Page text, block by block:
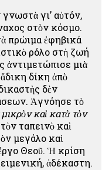
γι’ αὐτόν,
στὸν κόσμο.
πρώιμα ἐφηβικά
ρόλο στὴ ζωή
ἀντιμετώπισε μιὰ
δίκη ἀπὸ
δὲν
Ἀγνόησε τὸ
καὶ κατὰ τὸν
ταπεινὸ καὶ
μεγάλο καὶ
Θεοῦ. Ἡ κρίση
ἀδέκαστη.